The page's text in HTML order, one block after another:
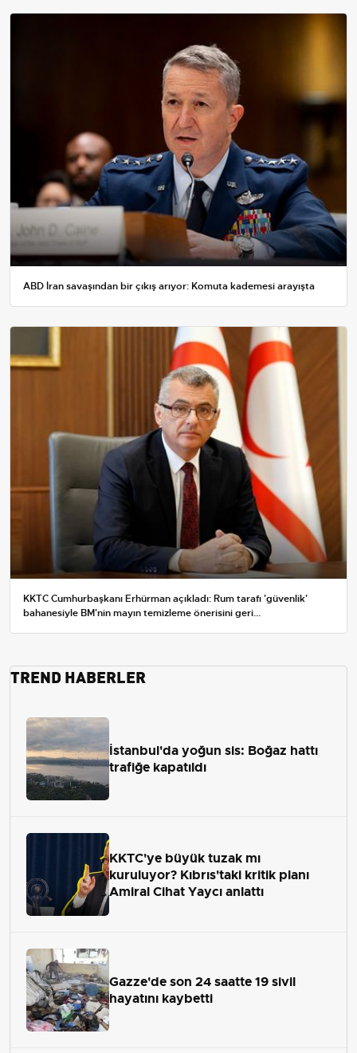
ABD İran savaşından bir çıkış arıyor: Komuta kademesi arayışta
KKTC Cumhurbaşkanı Erhürman açıkladı: Rum tarafı 'güvenlik'
bahanesiyle BM'nin mayın temizleme önerisini geri...
TREND HABERLER
İstanbul'da yoğun sis: Boğaz hattı
trafiğe kapatıldı
KKTC'ye büyük tuzak mı
kuruluyor? Kıbrıs'taki kritik planı
Amiral Cihat Yaycı anlattı
Gazze'de son 24 saatte 19 sivil
hayatını kaybetti